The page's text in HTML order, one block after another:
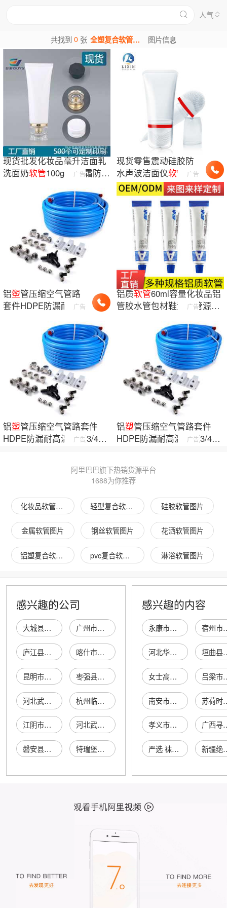
人气
共找到0 张 全塑复合软管图片 图片信息
现货批发化妆品毫升洁面乳
洗面奶软管100g克BB霜防晒
广告
现货零售震动硅胶防
水声波洁面仪软管
无
印刷洗面奶化妆品软
管
广告
铝塑管压缩空气管路
套件HDPE防漏耐高广告
铝质软管60ml容量化妆品铝
管胶水管包材鞋油铝管源头
广告
铝塑管压缩空气管路套件
HDPE防漏耐高温高压3/4英
广告
铝塑管压缩空气管路套件
HDPE防漏耐高温高压3/4英
广告
阿里巴巴旗下热销货源平台
1688为你推荐
化妆品软管图片 轻型复合软管图片 硅胶软管图片
金属软管图片 钢丝软管图片 花洒软管图片
铝塑复合软管图片 pvc复合软管图片 淋浴软管图片
感兴趣的公司
大城县鸿图铝塑复合软管有限公司 广州市白云区宏俊铝塑复合软管制品厂（普通合伙）
庐江县鲁塑塑料软管经营部 喀什市制全塑料软管厂
昆明市官渡区潍塑塑料软管经营部 枣强县长润全塑软管制品厂
河北武罗塑料异型软管有限公司 杭州临安浩淼塑胶金属软管厂
江阴市徐霞客塑龙软管厂 河北武罗塑料异型软管有限公司
磐安县双姣塑料保温软管厂 特瑞堡复合软管（上虞）有限公司
感兴趣的内容
永康市索超工贸有限公司 宿州市埇
河北华盛泵业制造有限公司 垣曲县新城
女士高腰内裤 吕梁市泰
南安市官桥综介联网络服务部 苏荷时代(
孝义市桑湾宏运火补钢丝轮胎 广西寻源
严选 袜子 女 新疆绝味天下汇食